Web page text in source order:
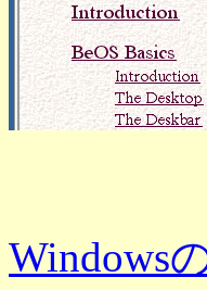
Windows